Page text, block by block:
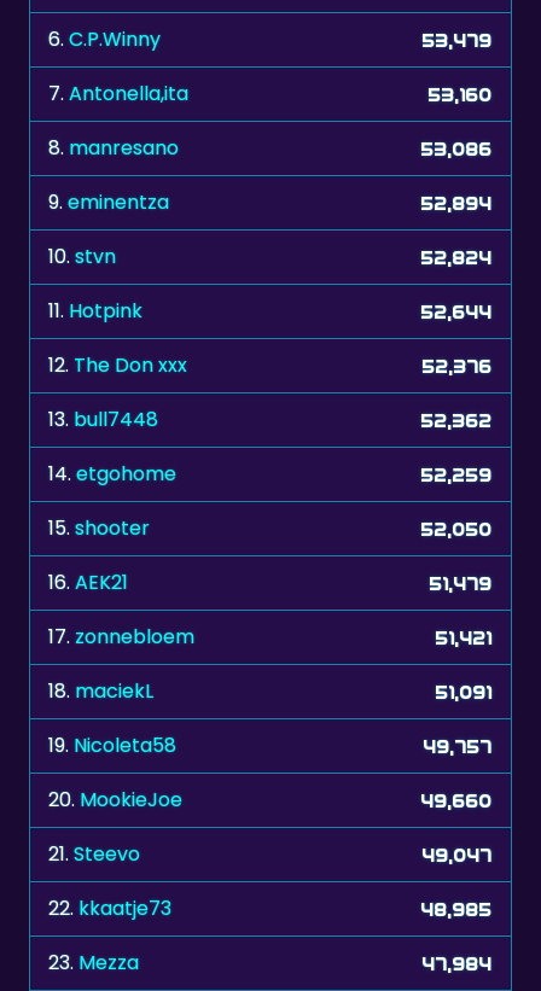
6.C.P.Winny 53,479
7.Antonella,ita 53,160
8. manresano 53,086
9.eminentza 52,894
10.stvn 52,824
11. Hotpink 52,644
12. The Don xxx 52,376
13. bull7448 52,362
14.etgohome 52,259
15.shooter 52,050
16.AEK21 51,479
17.zonnebloem 51,421
18. maciekL 51,091
19. Nicoleta58 49,757
20. MookieJoe 49,660
21.Steevo 49,047
22. kkaatje73 48,985
23. Mezza 47,984